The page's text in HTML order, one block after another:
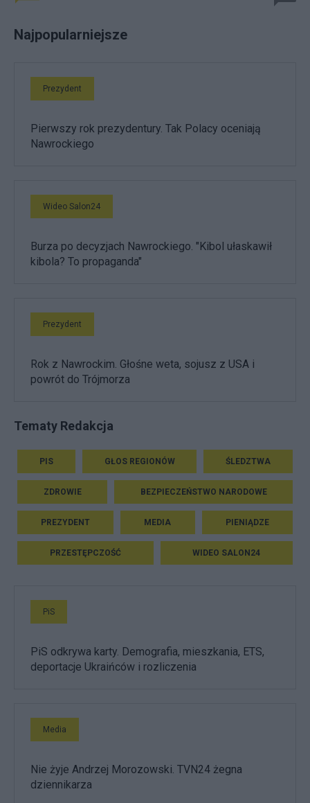
Najpopularniejsze
Prezydent
Pierwszy rok prezydentury. Tak Polacy oceniają
Nawrockiego
Wideo Salon24
Burza po decyzjach Nawrockiego. "Kibol ułaskawił
kibola? To propaganda"
Prezydent
Rok z Nawrockim. Głośne weta, sojusz z USA i
powrót do Trójmorza
Tematy Redakcja
PIS GŁOS REGIONÓW ŚLEDZTWA
ZDROWIE BEZPIECZEŃSTWO NARODOWE
PREZYDENT MEDIA PIENIĄDZE
PRZESTĘPCZOŚĆ WIDEO SALON24
PiS
PiS odkrywa karty. Demografia, mieszkania, ETS,
deportacje Ukraińców i rozliczenia
Media
Nie żyje Andrzej Morozowski. TVN24 żegna
dziennikarza